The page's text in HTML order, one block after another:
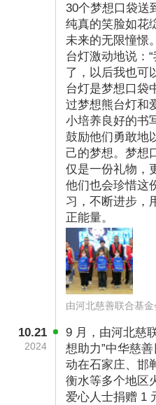
一、受助群体类型：乡
二、开展地区：全国
三、受助群体筛选及评
（1）6-12岁乡村儿童
（2）就读学校位于乡
（3）家庭成员因重大
境的优先选择；
（4）由学校提交受助
过的社会组织走访确认。
四、帮扶方式：1个梦
身定制学习、生活等物
类、朗读类等十余种物
展朗读、绘画、书法等
充满公益理念的素质教
开展组织孩子们通过参
30个梦想口袋送
纯真的笑脸如花
未来的无限憧憬
台灯激动地说：
了，以后我也可
台灯是梦想口袋
过梦想熊台灯和
小培养良好的书
鼓励他们勇敢地
己的梦想。梦想
仅是一份礼物，
他们也会珍惜这
习，不断进步，
正能量。
由河北慈善联合基金
10.21
2024
9 月，由河北慈
想助力”中华慈
动在石家庄、邯
衡水等多个地区
爱心人士捐赠 1